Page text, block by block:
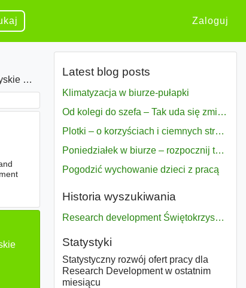
Zaloguj
Latest blog posts
Klimatyzacja w biurze-pułapki
Od kolegi do szefa – Tak uda się zmiana bezproblemowo
Plotki – o korzyściach i ciemnych stronach
Poniedziałek w biurze – rozpocznij tydzień w pełni zmotywowany
Pogodzić wychowanie dzieci z pracą
Historia wyszukiwania
Research development Świętokrzyskie województwo
Statystyki
Statystyczny rozwój ofert pracy dla
Research Development w ostatnim
miesiącu